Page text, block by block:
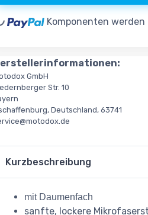
Komponenten werden
GmbH
Str. 10
Deutschland, 63741
Kurzbeschreibung
mit Daumenfach
sanfte, lockere